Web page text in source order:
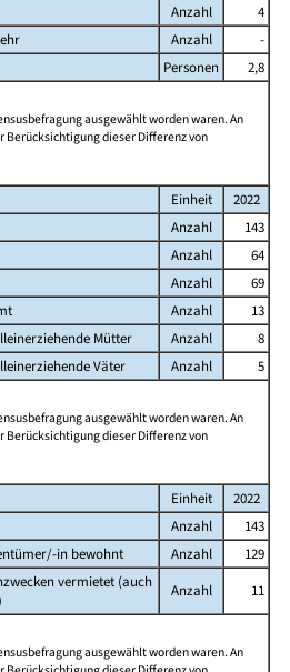
Anzahl
4
Anzahl
-
Personen
2,8
ausgewählt worden waren. An
dieser Differenz von
Einheit
2022
Anzahl
143
Anzahl
64
Anzahl
69
Anzahl
13
Mütter
Anzahl
8
Väter
Anzahl
5
ausgewählt worden waren. An
dieser Differenz von
Einheit
2022
Anzahl
143
in bewohnt Anzahl
129
vermietet (auch
Anzahl
11
ausgewählt worden waren. An